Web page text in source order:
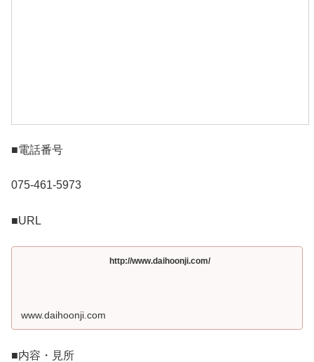
■電話番号
075-461-5973
■URL
http://www.daihoonji.com/
www.daihoonji.com
■内容・見所